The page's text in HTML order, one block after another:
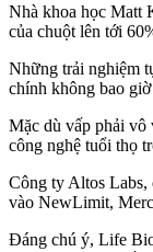
Nhà khoa học Matt
của chuột lên tới
Những trải nghiệm
chính không bao
Mặc dù vấp phải vô
công nghệ tuổi thọ
Công ty Altos Labs,
vào NewLimit,
Đáng chú ý, Life